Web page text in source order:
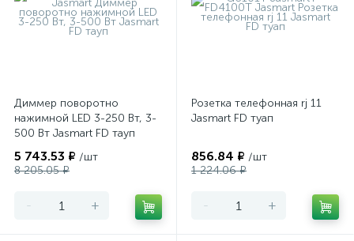
Диммер поворотно
нажимной LED 3-250 Вт, 3-
500 Вт Jasmart FD тауп
5 743.53 ₽ /шт
8 205.05 ₽
- +
Розетка телефонная rj 11
Jasmart FD туап
856.84 ₽ /шт
1 224.06 ₽
- +